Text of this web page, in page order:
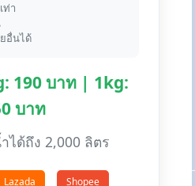
ท่า
อื่นได้
190 บาท | 1kg:
บาท
ได้ถึง 2,000 ลิตร
Lazada Shopee